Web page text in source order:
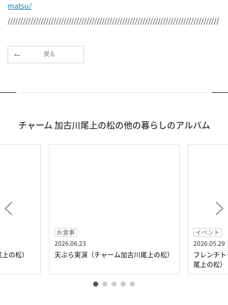
matsu/
///////////////////////////////////////////////////////////////////////////////////
戻る
チャーム 加古川尾上の松の他の暮らしのアルバム
の松）
お食事
2026.06.23
天ぷら実演（チャーム加古川尾上の松）
イベント
2026.05.29
フレンチ
尾上の松）